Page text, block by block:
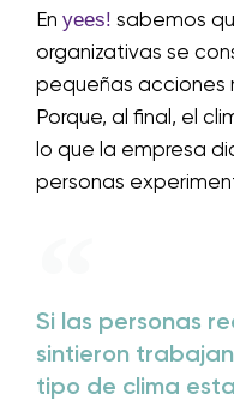
En yees! sabemos
organizativas se
pequeñas acciones
Porque, al final, el
lo que la empresa
personas
Si las personas
sintieron
tipo de clima